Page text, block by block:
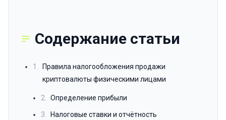
Содержание статьи
1.
Правила налогообложения продажи
криптовалюты физическими лицами
2. Определение прибыли
3. Налоговые ставки и отчётность